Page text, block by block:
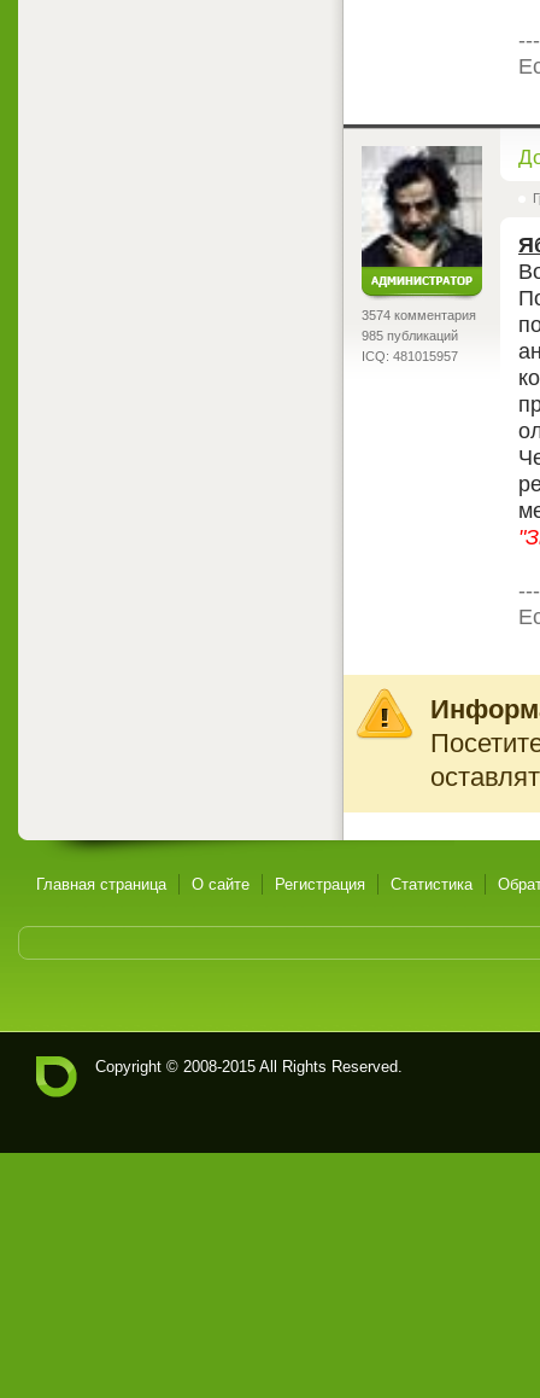
3574 комментария
985 публикаций
ICQ: 481015957
Главная страница О сайте Регистрация Статистика
Copyright © 2008-2015 All Rights Reserved.